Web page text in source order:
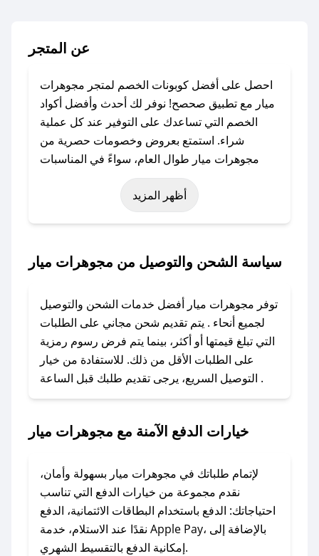
عن المتجر
احصل على أفضل كوبونات الخصم لمتجر مجوهرات
ميار مع تطبيق صحصح! نوفر لك أحدث وأفضل أكواد
الخصم التي تساعدك على التوفير عند كل عملية
شراء. استمتع بعروض وخصومات حصرية من
مجوهرات ميار طوال العام، سواءً في المناسبات
مثل عيد الفطر، عيد الأضحى، الجمعة البيضاء (شهر
نوفمبر)، رمضان، اليوم الوطني، يوم التأسيس، أو
حتى عروض خاصة أخرى.
ميار؟
كود خصم مجوهرات ميار. وفي حال عدم توفر
الكوبون، تواصل معنا عبر تويتر أو البريد الإلكتروني
لإضافته بسرعة.
### كيفية استخدام كود خصم مجوهرات ميار؟
1. انسخ كود الخصم من تطبيق صحصح.
ميار.
### ماذا أفعل إذا لم يعمل كود الخصم؟
لا تقلق! يمكنك التواصل مع فريق دعم صحصح عبر
الرسائل الخاصة على تويتر أو البريد الإلكتروني،
وسنقوم بحل المشكلة في أسرع وقت ممكن.
أظهر المزيد
سياسة الشحن والتوصيل من مجوهرات ميار
توفر مجوهرات ميار أفضل خدمات الشحن والتوصيل
لجميع أنحاء . يتم تقديم شحن مجاني على الطلبات
التي تبلغ قيمتها أو أكثر، بينما يتم فرض رسوم رمزية
على الطلبات الأقل من ذلك. للاستفادة من خيار
التوصيل السريع، يرجى تقديم طلبك قبل الساعة .
خيارات الدفع الآمنة مع مجوهرات ميار
لإتمام طلباتك في مجوهرات ميار بسهولة وأمان،
نقدم مجموعة من خيارات الدفع التي تناسب
احتياجاتك: الدفع باستخدام البطاقات الائتمانية، الدفع
نقدًا عند الاستلام، خدمة Apple Pay، بالإضافة إلى
إمكانية الدفع بالتقسيط الشهري.